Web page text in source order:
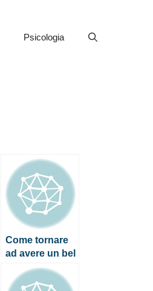
Psicologia
Come tornare
ad avere un bel
seno dopo
l’allattamento